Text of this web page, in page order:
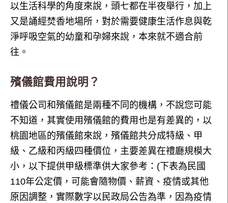
以生活科學的角度來說，頭七都在半夜舉行，加上
又是誦經焚香地場所，對於需要健康生活作息與乾
淨呼吸空氣的幼童和孕婦來說，本來就不適合前
往。
殯儀館費用說明？
禮儀公司和殯儀館是兩種不同的機構，不說您可能
不知道，其實使用殯儀館的費用也是有差異的，以
桃園地區的殯儀館來說，殯儀館共分成特級、甲
級、乙級和丙級四種價位，主要差異在禮廳規模大
小，以下提供甲級標準供大家參考：(下表為民國
110年公定價，可能會隨物價、薪資、疫情或其他
原因調整，實際數字以民政局公告為準，因為疫情